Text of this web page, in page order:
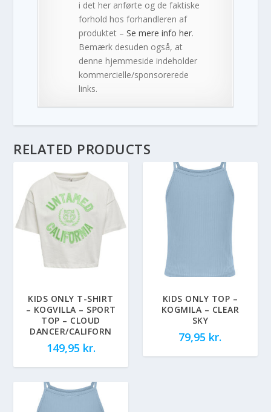
i det her anførte og de faktiske
forhold hos forhandleren af
produktet –Se mere info her.
Bemærk desuden også, at
denne hjemmeside indeholder
kommercielle/sponsorerede
links.
RELATED PRODUCTS
KIDS ONLY T-SHIRT
– KOGVILLA – SPORT
TOP – CLOUD
DANCER/CALIFORN
149,95 kr.
KIDS ONLY TOP –
KOGMILA – CLEAR
SKY
79,95 kr.